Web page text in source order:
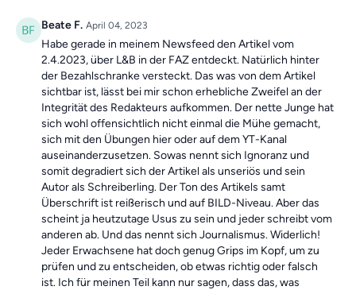
jeweils unterschiedlichen Schwerpunkten und somit die
ideale Grundlage für dein schmerzfreies, gesundes und
bewegliches Leben.
Das Beste: Die Übungseinheiten sindunabhängig
voneinander. Falls du also mal ein Training verpasst,
machst du einfach am nächsten Tag mit dem neuen
Training weiter. Du findest allevergangenen
Übungseinheitenimmer in der Kategorie "Vergangene
Trainings des Tages".
Du hast noch keine Übungs-Schlaufe??
Als App-Mitglied sparst du immer 10 % auf unsere
Hilfsmittel im Shop mit dem Code APP23
>>Hier geht's zum Shop<<
Beate F. April 04, 2023
Habe gerade in meinem Newsfeed den Artikel vom
2.4.2023, über L&B in der FAZ entdeckt. Natürlich hinter
der Bezahlschranke versteckt. Das was von dem Artikel
sichtbar ist, lässt bei mir schon erhebliche Zweifel an der
Integrität des Redakteurs aufkommen. Der nette Junge hat
sich wohl offensichtlich nicht einmal die Mühe gemacht,
sich mit den Übungen hier oder auf dem YT-Kanal
auseinanderzusetzen. Sowas nennt sich Ignoranz und
somit degradiert sich der Artikel als unseriös und sein
Autor als Schreiberling. Der Ton des Artikels samt
Überschrift ist reißerisch und auf BILD-Niveau. Aber das
scheint ja heutzutage Usus zu sein und jeder schreibt vom
anderen ab. Und das nennt sich Journalismus. Widerlich!
Jeder Erwachsene hat doch genug Grips im Kopf, um zu
prüfen und zu entscheiden, ob etwas richtig oder falsch
ist. Ich für meinen Teil kann nur sagen, dass das, was